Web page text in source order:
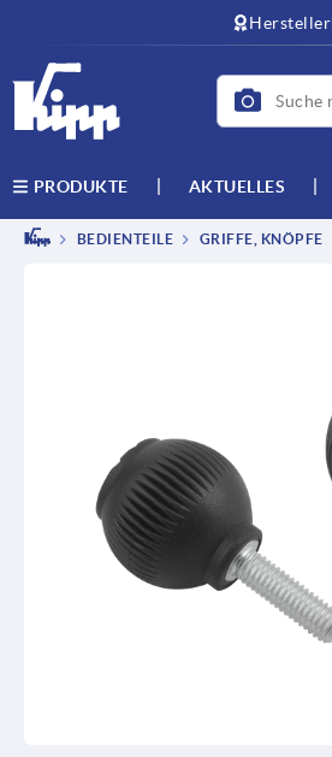
PRODUKTE AKTUELLES
BEDIENTEILE GRIFFE, KNÖPFE